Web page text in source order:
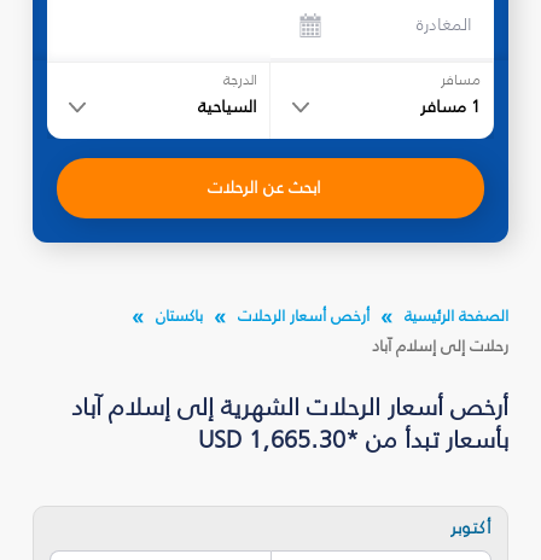
المغادرة
مسافر
1 مسافر
الدرجة
السياحية
ابحث عن الرحلات
الصفحة الرئيسية أرخص أسعار الرحلات
باكستان
رحلات إلى إسلام آباد
أرخص أسعار الرحلات الشهرية إلى إسلام آباد
بأسعار تبدأ من *USD 1,665.30
أكتوبر